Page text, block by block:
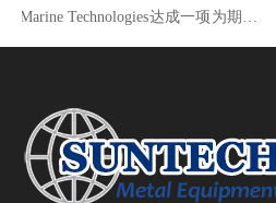
Marine Technologies达成一项为期五